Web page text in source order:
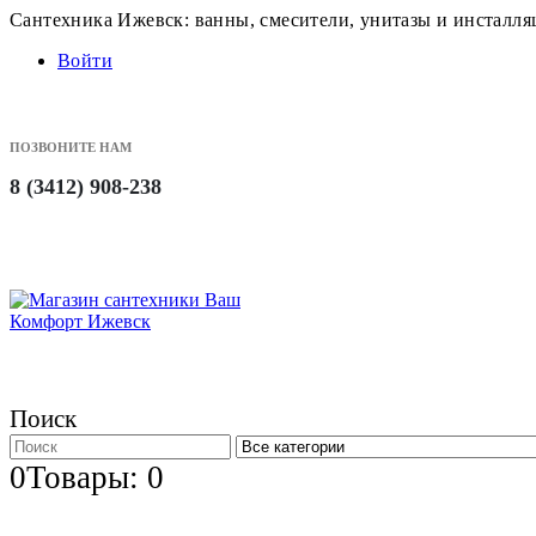
Сантехника Ижевск: ванны, смесители, унитазы и
Войти
ПОЗВОНИТЕ НАМ
8 (3412) 908-238
Поиск
0Товары: 0